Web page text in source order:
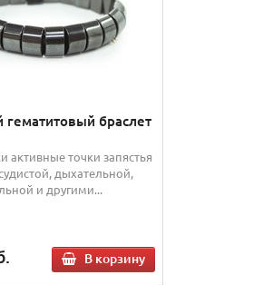
гематитовый браслет
активные точки запястья
дыхательной,
и другими...
В корзину